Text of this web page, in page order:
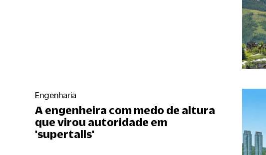
Engenharia
A engenheira com medo de altura
que virou autoridade em
'supertalls'